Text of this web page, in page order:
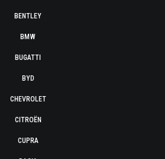
BENTLEY
BMW
BUGATTI
BYD
CHEVROLET
CITROËN
CUPRA